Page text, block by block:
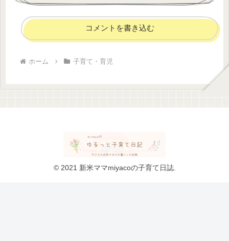
コメントを書き込む
ホーム 子育て・育児
© 2021 新米ママmiyacoの子育て日誌.